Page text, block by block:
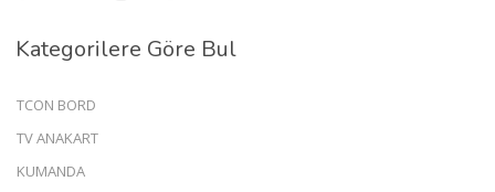
Kategorilere Göre Bul
TCON BORD
TV ANAKART
KUMANDA